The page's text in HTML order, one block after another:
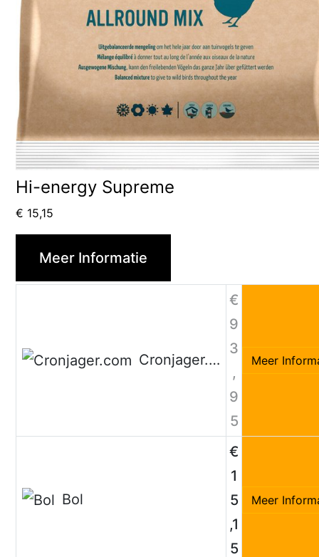
Hi-energy Supreme
€ 15,15
Meer Informatie
Cronjager.com
€
9
3
,
9
5
Meer
Bol
€
1
5
,1
5
Meer